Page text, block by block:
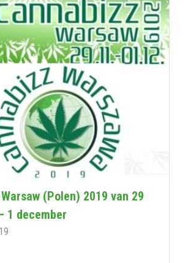
(Polen) 2019 van 29
1 december